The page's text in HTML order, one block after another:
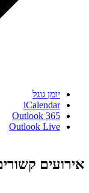
יומן גוגל
iCalendar
Outlook 365
Outlook Live
אירועים